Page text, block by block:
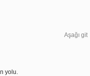
Aşağı git
yolu.